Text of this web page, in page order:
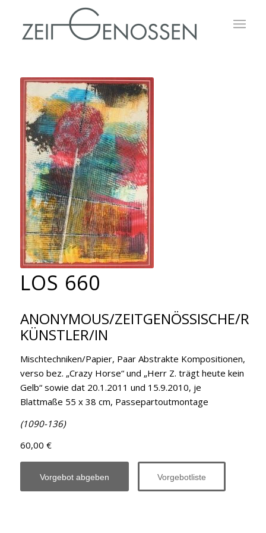
LOS 660
ANONYMOUS/ZEITGENÖSSISCHE/R
KÜNSTLER/IN
Mischtechniken/Papier, Paar Abstrakte Kompositionen,
verso bez. „Crazy Horse“ und „Herr Z. trägt heute kein
Gelb“ sowie dat 20.1.2011 und 15.9.2010, je
Blattmaße 55 x 38 cm, Passepartoutmontage
(1090-136)
60,00 €
Vorgebot abgeben Vorgebotliste